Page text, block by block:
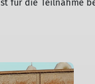
für die Teilnahme